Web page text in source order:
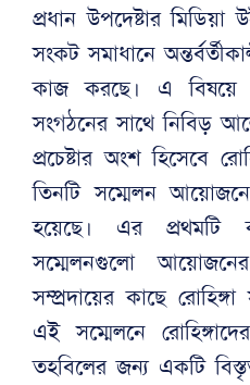
প্রধান উপদেষ্টার মিডিয়া
সংকট সমাধানে
কাজ করছে। এ বিষয়ে
সংগঠনের সাথে নিবিড়
প্রচেষ্টার অংশ হিসেবে
তিনটি সম্মেলন
হয়েছে। এর প্রথমটি
সম্মেলনগুলো আয়োজনের
সম্প্রদায়ের কাছে
এই সম্মেলনে
তহবিলের জন্য একটি